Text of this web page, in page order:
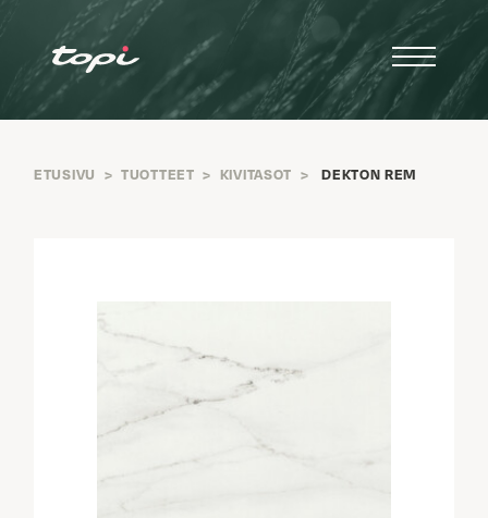
ETUSIVU > TUOTTEET > KIVITASOT > DEKTON REM